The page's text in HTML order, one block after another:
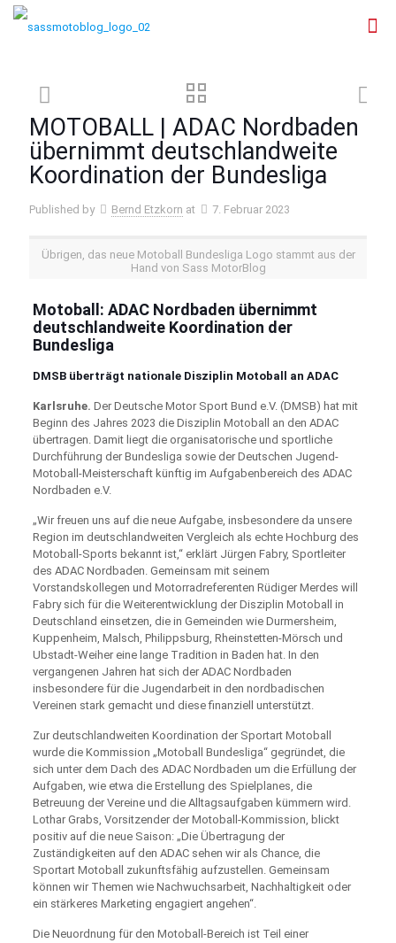
MOTOBALL | ADAC Nordbaden
übernimmt deutschlandweite
Koordination der Bundesliga
Published by Bernd Etzkorn at 7. Februar 2023
Übrigen, das neue Motoball Bundesliga Logo stammt aus der
Hand von Sass MotorBlog
Motoball: ADAC Nordbaden übernimmt
deutschlandweite Koordination der
Bundesliga
DMSB überträgt nationale Disziplin Motoball an ADAC
Karlsruhe. Der Deutsche Motor Sport Bund e.V. (DMSB) hat mit
Beginn des Jahres 2023 die Disziplin Motoball an den ADAC
übertragen. Damit liegt die organisa­torische und sportliche
Durchführung der Bundesliga sowie der Deutschen Jugend-
Motoball-Meisterschaft künftig im Aufgabenbereich des ADAC
Nordbaden e.V.
„Wir freuen uns auf die neue Aufgabe, insbesondere da unsere
Region im deutschlandweiten Vergleich als echte Hochburg des
Motoball-Sports bekannt ist,“ erklärt Jürgen Fabry, Sportleiter
des ADAC Nordbaden. Gemeinsam mit seinem
Vorstandskollegen und Motorradreferenten Rüdiger Merdes will
Fabry sich für die Weiterentwicklung der Disziplin Motoball in
Deutschland einsetzen, die in Gemeinden wie Durmersheim,
Kuppenheim, Malsch, Philippsburg, Rheinstetten-Mörsch und
Ubstadt-Weiher eine lange Tradition in Baden hat. In den
vergangenen Jahren hat sich der ADAC Nordbaden
insbesondere für die Jugendarbeit in den nordbadischen
Vereinen stark gemacht und diese finanziell unterstützt.
Zur deutschlandweiten Koordination der Sportart Motoball
wurde die Kommission „Motoball Bundesliga“ gegründet, die
sich unter dem Dach des ADAC Nordbaden um die Erfüllung der
Aufgaben, wie etwa die Erstellung des Spielplanes, die
Betreuung der Vereine und die Alltagsaufgaben kümmern wird.
Lothar Grabs, Vorsitzender der Motoball-Kommission, blickt
positiv auf die neue Saison: „Die Übertragung der
Zuständigkeiten auf den ADAC sehen wir als Chance, die
Sportart Motoball zukunftsfähig aufzustellen. Gemeinsam
können wir Themen wie Nachwuchsarbeit, Nachhaltigkeit oder
ein stärkeres Marketing engagiert angehen“.
Die Neuordnung für den Motoball-Bereich ist Teil einer